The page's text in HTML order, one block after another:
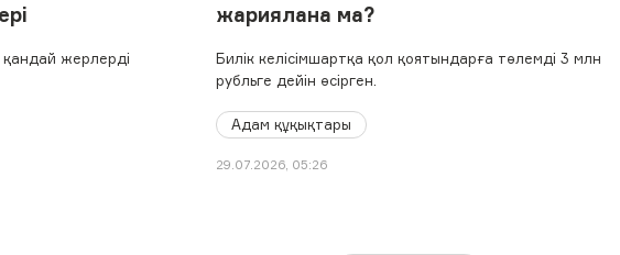
жерлерді
жариялана ма?
Билік келісімшартқа қол қоятындарға төлемді 3 млн
рубльге дейін өсірген.
Адам құқықтары
29.07.2026, 05:26